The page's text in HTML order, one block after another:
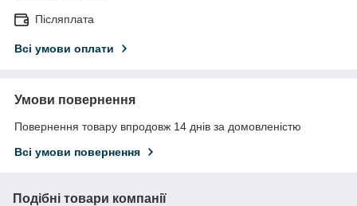
Післяплата
Всі умови оплати
Умови повернення
Повернення товару впродовж 14 днів за домовленістю
Всі умови повернення
Подібні товари компанії